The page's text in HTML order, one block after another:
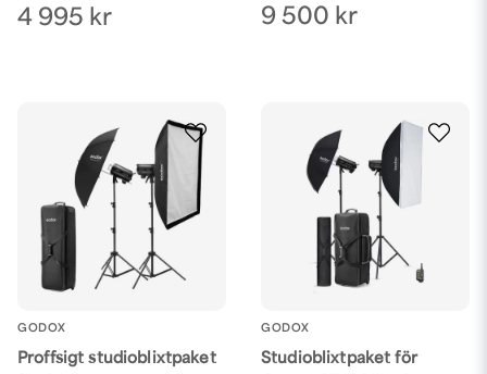
4 995 kr 9 500 kr
GODOX
Proffsigt studioblixtpaket
GODOX
Studioblixtpaket för